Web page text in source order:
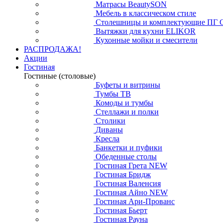
Матрасы BeautySON
Мебель в классическом стиле
Столешницы и комплектующие ПГ
Вытяжки для кухни ELIKOR
Кухонные мойки и смесители
РАСПРОДАЖА!
Акции
Гостиная
Гостиные (столовые)
Буфеты и витрины
Тумбы ТВ
Комоды и тумбы
Стеллажи и полки
Столики
Диваны
Кресла
Банкетки и пуфики
Обеденные столы
Гостиная Грета NEW
Гостиная Бридж
Гостиная Валенсия
Гостиная Айно NEW
Гостиная Ари-Прованс
Гостиная Бьерт
Гостиная Рауна